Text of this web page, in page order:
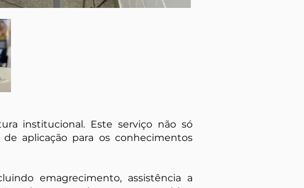
institucional. Este serviço não só
aplicação para os conhecimentos
emagrecimento, assistência a